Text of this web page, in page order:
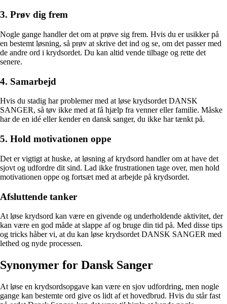
3. Prøv dig frem
Nogle gange handler det om at prøve sig frem. Hvis du er usikker på
en bestemt løsning, så prøv at skrive det ind og se, om det passer med
de andre ord i krydsordet. Du kan altid vende tilbage og rette det
senere.
4. Samarbejd
Hvis du stadig har problemer med at løse krydsordet DANSK
SANGER, så tøv ikke med at få hjælp fra venner eller familie. Måske
har de en idé eller kender en dansk sanger, du ikke har tænkt på.
5. Hold motivationen oppe
Det er vigtigt at huske, at løsning af krydsord handler om at have det
sjovt og udfordre dit sind. Lad ikke frustrationen tage over, men hold
motivationen oppe og fortsæt med at arbejde på krydsordet.
Afsluttende tanker
At løse krydsord kan være en givende og underholdende aktivitet, der
kan være en god måde at slappe af og bruge din tid på. Med disse tips
og tricks håber vi, at du kan løse krydsordet DANSK SANGER med
lethed og nyde processen.
Synonymer for Dansk Sanger
At løse en krydsordsopgave kan være en sjov udfordring, men nogle
gange kan bestemte ord give os lidt af et hovedbrud. Hvis du står fast